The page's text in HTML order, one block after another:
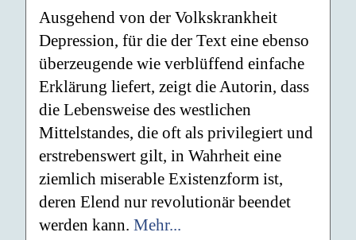
Ausgehend von der Volkskrankheit
Depression, für die der Text eine ebenso
überzeugende wie verblüffend einfache
Erklärung liefert, zeigt die Autorin, dass
die Lebensweise des westlichen
Mittelstandes, die oft als privilegiert und
erstrebenswert gilt, in Wahrheit eine
ziemlich miserable Existenzform ist,
deren Elend nur revolutionär beendet
werden kann. Mehr...